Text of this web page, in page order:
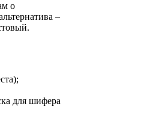
о
–
для шифера